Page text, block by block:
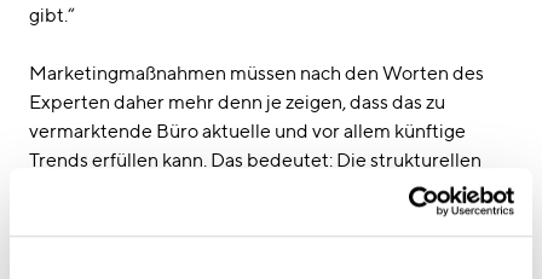
gibt.“
Marketingmaßnahmen müssen nach den Worten des
Experten daher mehr denn je zeigen, dass das zu
vermarktende Büro aktuelle und vor allem künftige
Trends erfüllen kann. Das bedeutet: Die strukturellen
Eigenschaften des Gebäudes, seine Flexibilität,
mögliche Organisationsformen sowie technische